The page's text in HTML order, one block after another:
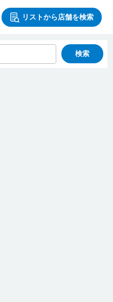
リストから店舗を検索
検索